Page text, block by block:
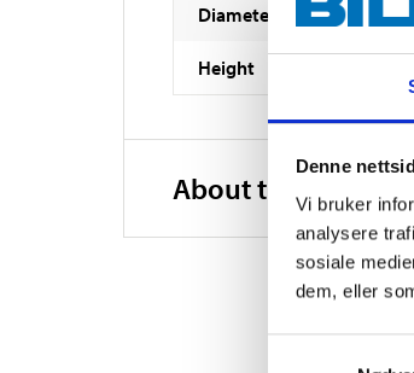
Denne
Vi bruker
analysere
sosiale
dem, eller
Diameter
Height
About the